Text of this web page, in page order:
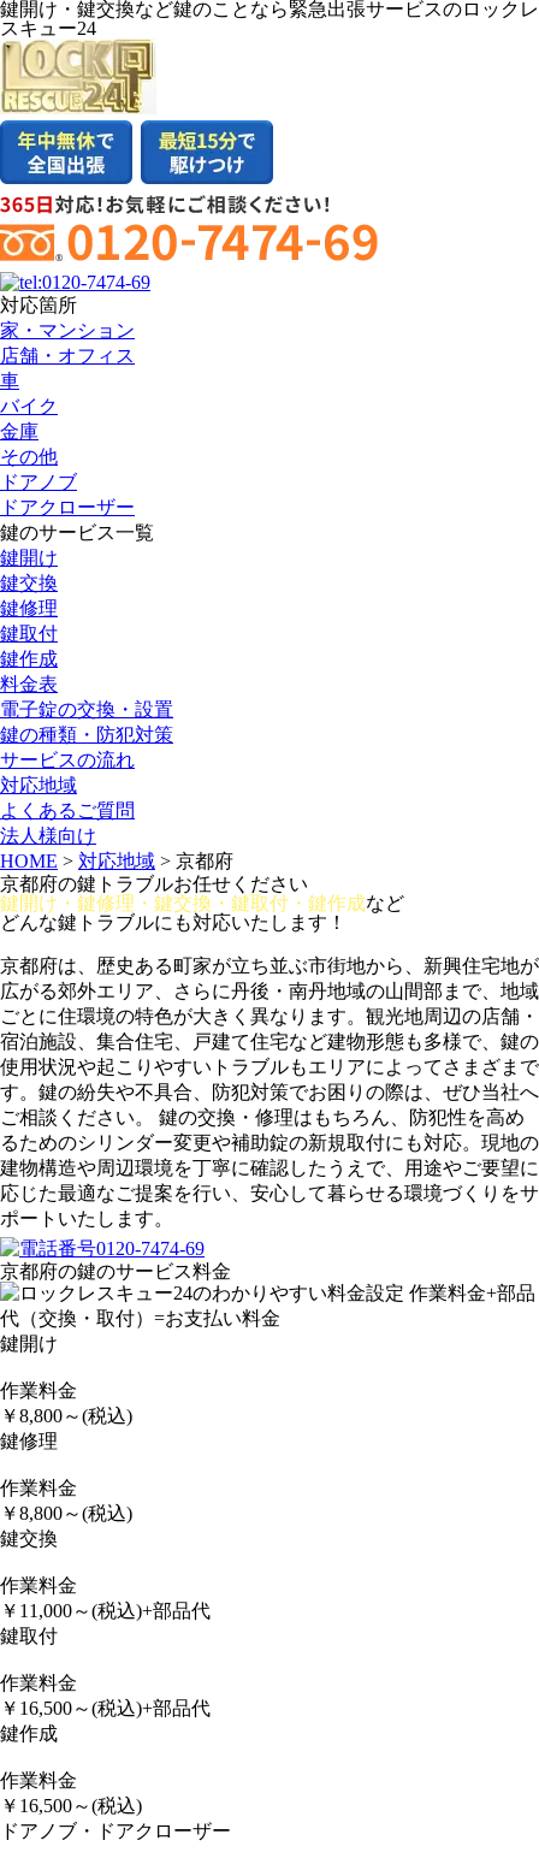
鍵開け・鍵交換など鍵のことなら緊急出張サービスのロックレ
スキュー24
対応箇所
家・マンション
店舗・オフィス
車
バイク
金庫
その他
ドアノブ
ドアクローザー
鍵のサービス一覧
鍵開け
鍵交換
鍵修理
鍵取付
鍵作成
料金表
電子錠の交換・設置
鍵の種類・防犯対策
サービスの流れ
対応地域
よくあるご質問
法人様向け
HOME > 対応地域 > 京都府
京都府の鍵トラブルお任せください
鍵開け・鍵修理・鍵交換・鍵取付・鍵作成など
どんな鍵トラブルにも対応いたします！
京都府は、歴史ある町家が立ち並ぶ市街地から、新興住宅地が
広がる郊外エリア、さらに丹後・南丹地域の山間部まで、地域
ごとに住環境の特色が大きく異なります。観光地周辺の店舗・
宿泊施設、集合住宅、戸建て住宅など建物形態も多様で、鍵の
使用状況や起こりやすいトラブルもエリアによってさまざまで
す。鍵の紛失や不具合、防犯対策でお困りの際は、ぜひ当社へ
ご相談ください。 鍵の交換・修理はもちろん、防犯性を高め
るためのシリンダー変更や補助錠の新規取付にも対応。現地の
建物構造や周辺環境を丁寧に確認したうえで、用途やご要望に
応じた最適なご提案を行い、安心して暮らせる環境づくりをサ
ポートいたします。
京都府の鍵のサービス料金
鍵開け
作業料金
￥8,800～(税込)
鍵修理
作業料金
￥8,800～(税込)
鍵交換
作業料金
￥ 11,000～(税込)+部品代
鍵取付
作業料金
￥ 16,500～(税込)+部品代
鍵作成
作業料金
￥ 16,500～(税込)
ドアノブ・ドアクローザー